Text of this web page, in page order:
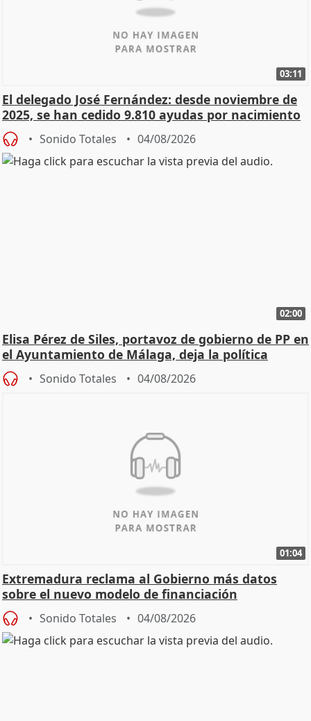
03:11
El delegado José Fernández: desde noviembre de
2025, se han cedido 9.810 ayudas por nacimiento
Sonido Totales 04/08/2026
02:00
Elisa Pérez de Siles, portavoz de gobierno de PP en
el Ayuntamiento de Málaga, deja la política
Sonido Totales 04/08/2026
01:04
Extremadura reclama al Gobierno más datos
sobre el nuevo modelo de financiación
Sonido Totales 04/08/2026